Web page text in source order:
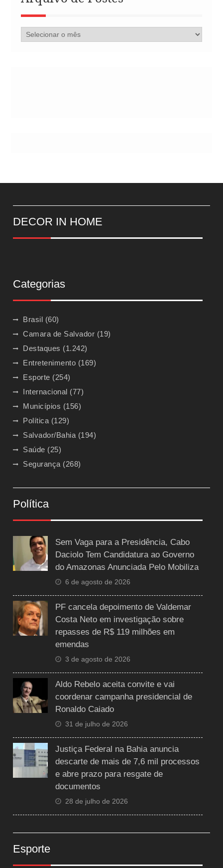
Arquivo
de
DECOR IN HOME
Categorias
Brasil (60)
Camara de Salvador (19)
Destaques (1.242)
Entretenimento (169)
Esporte (254)
Internacional (77)
Municípios (156)
Política (129)
Salvador/Bahia (194)
Saúde (25)
Segurança (268)
Política
Sem Vaga para a Presidência, Cabo
Daciolo Tem Candidatura ao Governo
do Amazonas Anunciada Pelo Mobiliza
6 de agosto de 2026
PF cancela depoimento de Valdemar
Costa Neto em investigação sobre
repasses de R$ 119 milhões em
emendas
3 de agosto de 2026
Aldo Rebelo aceita convite e vai
coordenar campanha presidencial de
Ronaldo Caiado
31 de julho de 2026
Justiça Federal na Bahia anuncia
descarte de mais de 7,6 mil processos
e abre prazo para resgate de
documentos
28 de julho de 2026
Esporte